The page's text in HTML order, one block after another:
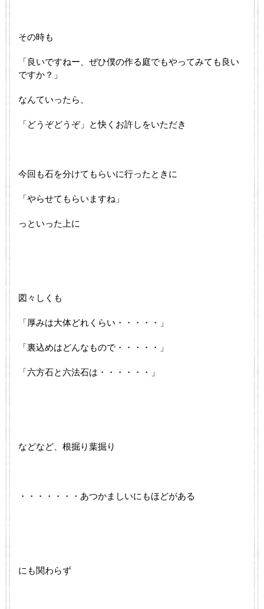
その時も
「良いですねー、ぜひ僕の作る庭でもやってみても良い
ですか？」
なんていったら、
「どうぞどうぞ」と快くお許しをいただき
今回も石を分けてもらいに行ったときに
「やらせてもらいますね」
っといった上に
図々しくも
「厚みは大体どれくらい・・・・・」
「裏込めはどんなもので・・・・・」
「六方石と六法石は・・・・・・」
などなど、根掘り葉掘り
・・・・・・・あつかましいにもほどがある
にも関わらず